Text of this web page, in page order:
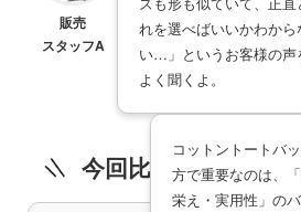
れを選べばいいかわから
い…」というお客様の声
よく聞くよ。
販売
スタッフA
コットントートバ
方で重要なのは、
栄え・実用性」の
今回比較する２商